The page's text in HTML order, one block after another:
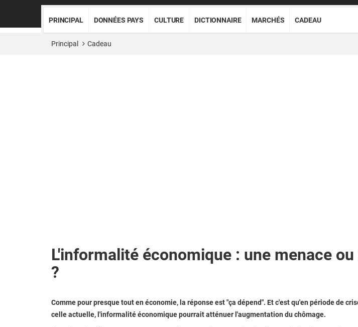
PRINCIPAL DONNÉES PAYS CULTURE DICTIONNAIRE MARCHÉS CADEAU
Principal Cadeau
L'informalité économique : une menace
?
Comme pour presque tout en économie, la réponse est "ça dépend". Et c'est qu'en période de
celle actuelle, l'informalité économique pourrait atténuer l'augmentation du chômage.